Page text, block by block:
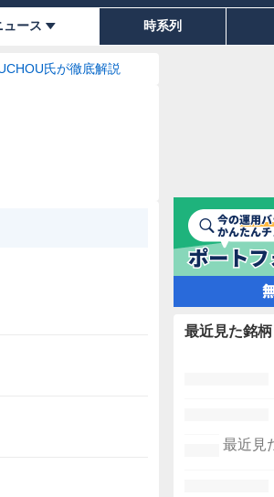
ュース 時系列
氏が徹底解説
最近見た銘柄
最近見